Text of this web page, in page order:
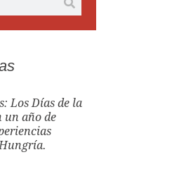
Los Días de la
un año de